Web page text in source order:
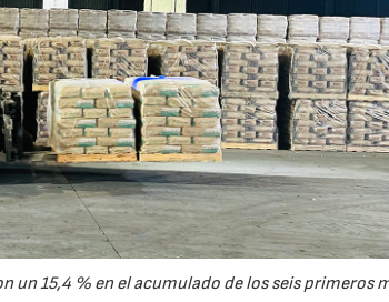
15,4 % en el acumulado de los seis primeros